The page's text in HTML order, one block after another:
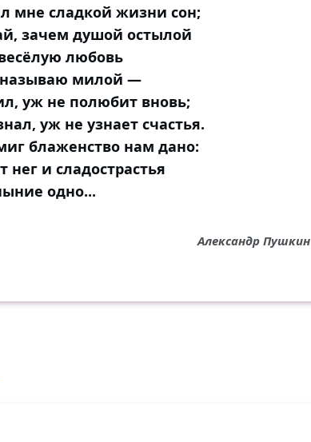
мне сладкой жизни сон;
зачем душой остылой
любовь
называю милой —
уж не полюбит вновь;
уж не узнает счастья.
блаженство нам дано:
нег и сладострастья
одно...
Александр Пушкин